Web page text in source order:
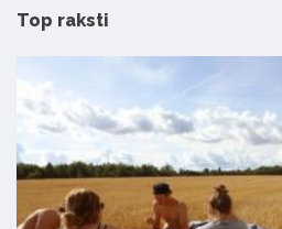
Top raksti